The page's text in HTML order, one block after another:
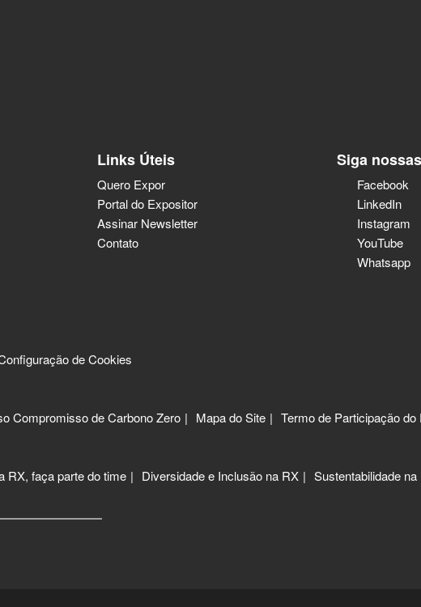
Links Úteis
Quero Expor
Portal do Expositor
Assinar Newsletter
Contato
Siga
Facebook
LinkedIn
Instagram
YouTube
Whatsapp
de Cookies
Compromisso de Carbono Zero Mapa do Site Termo de Participação do
RX, faça parte do time Diversidade e Inclusão na RX Sustentabilidade na